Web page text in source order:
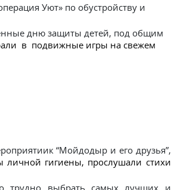
Уют» по обустройству и
дню защиты детей, под общим
в подвижные игры на свежем
“Мойдодыр и его друзья”,
личной гигиены, прослушали стихи
трудно выбрать самых лучших и